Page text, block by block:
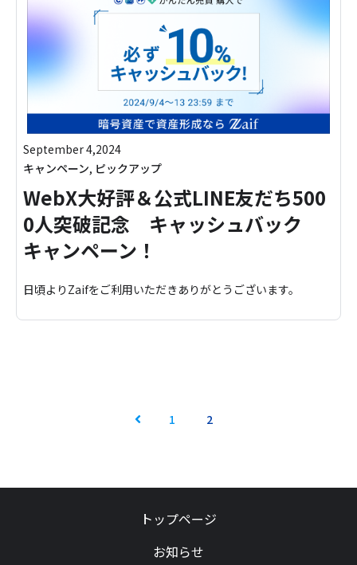
September 4,2024
キャンペーン, ピックアップ
WebX大好評＆公式LINE友だち500
0人突破記念 キャッシュバック
キャンペーン！
日頃よりZaifをご利用いただきありがとうございます。
Prev 1 2
トップページ
お知らせ